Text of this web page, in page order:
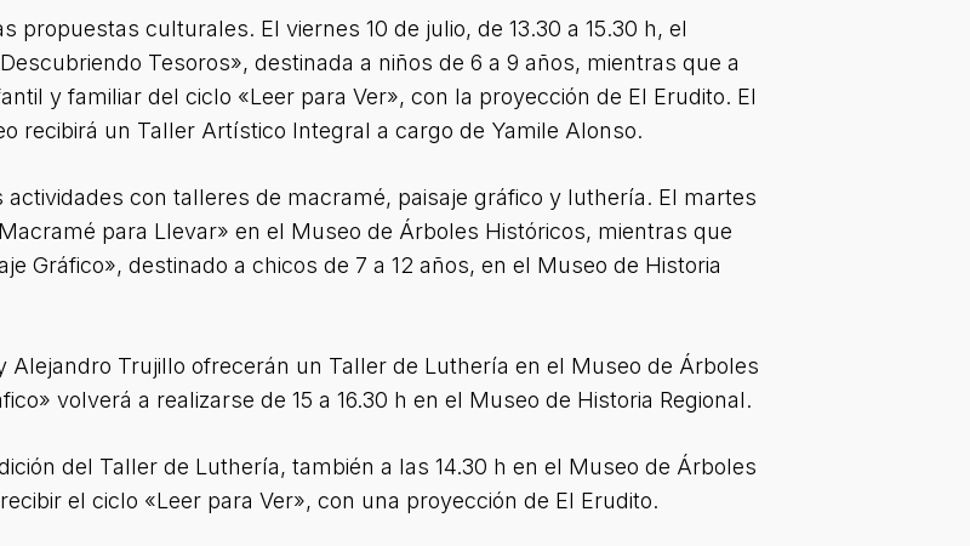
culturales. El viernes 10 de julio, de 13.30 a 15.30 h, el
Tesoros», destinada a niños de 6 a 9 años, mientras que a
y familiar del ciclo «Leer para Ver», con la proyección de El Erudito. El
recibirá un Taller Artístico Integral a cargo de Yamile Alonso.
con talleres de macramé, paisaje gráfico y luthería. El martes
para Llevar» en el Museo de Árboles Históricos, mientras que
Gráfico», destinado a chicos de 7 a 12 años, en el Museo de Historia
Alejandro Trujillo ofrecerán un Taller de Luthería en el Museo de Árboles
volverá a realizarse de 15 a 16.30 h en el Museo de Historia Regional.
del Taller de Luthería, también a las 14.30 h en el Museo de Árboles
el ciclo «Leer para Ver», con una proyección de El Erudito.